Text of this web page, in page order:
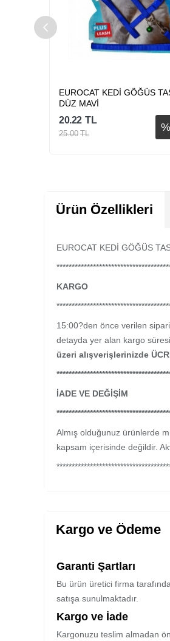
EUROCAT KEDİ GÖĞÜS
DÜZ MAVİ
%
20.22 TL
25.00 TL
Ürün Özellikleri
EUROCAT KEDİ GÖĞÜS
KARGO
15:00?den önce verilen
detayda yer alan kargo
üzeri alışverişlerinizde
İADE VE DEĞİŞİM
Almış olduğunuz ürünlerde
kapsam içerisinde değildir.
Kargo ve Ödeme
Garanti Şartları
Bu ürün üretici firma
satışa sunulmaktadır.
Kargo ve İade
Kargonuzu teslim almadan